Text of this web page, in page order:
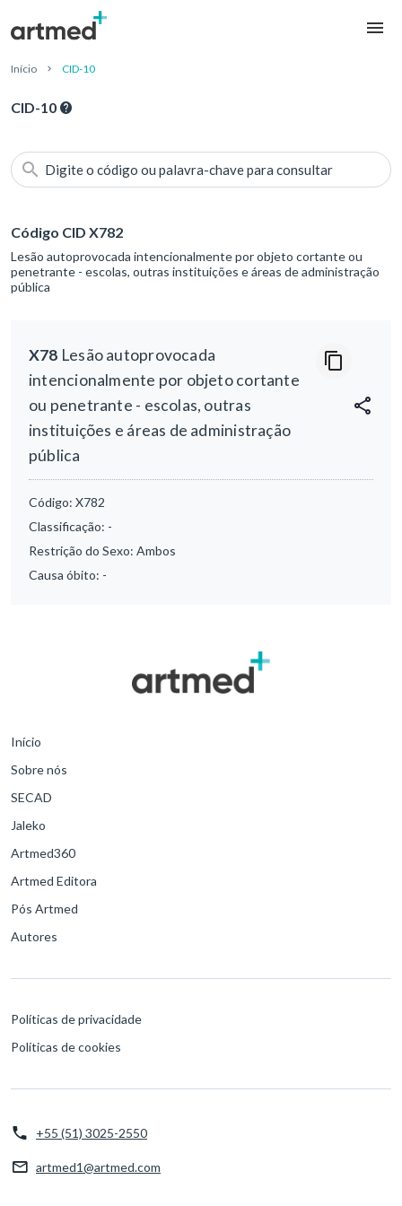
Início CID-10
CID-10
Digite o código ou palavra-chave para consultar
Código CID X782
Lesão autoprovocada intencionalmente por objeto cortante ou
penetrante - escolas, outras instituições e áreas de administração
pública
X78 Lesão autoprovocada
intencionalmente por objeto cortante
ou penetrante - escolas, outras
instituições e áreas de administração
pública
Código: X782
Classificação: -
Restrição do Sexo: Ambos
Causa óbito: -
Início
Sobre nós
SECAD
Jaleko
Artmed360
Artmed Editora
Pós Artmed
Autores
Políticas de privacidade
Políticas de cookies
+55 (51) 3025-2550
artmed1@artmed.com